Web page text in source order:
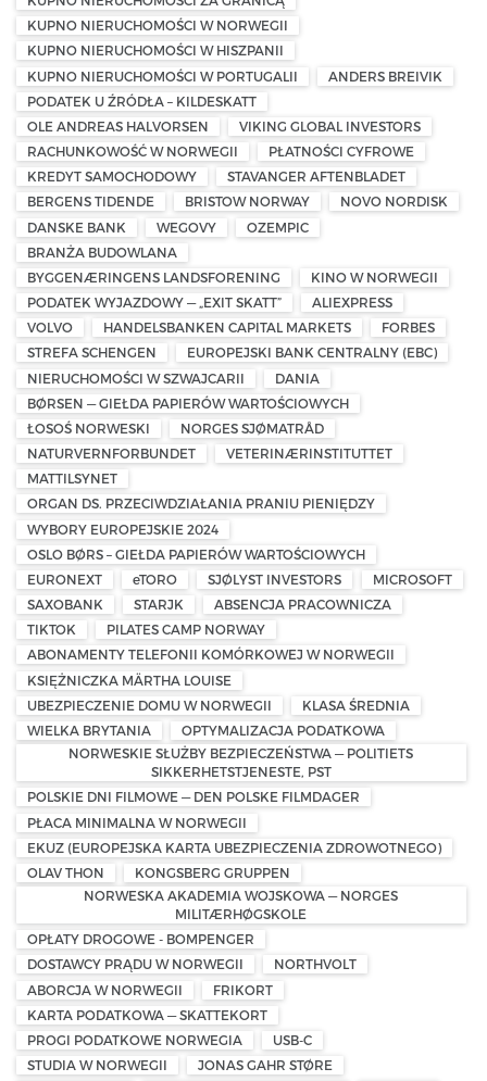
KUPNO NIERUCHOMOŚCI W NORWEGII
KUPNO NIERUCHOMOŚCI W HISZPANII
KUPNO NIERUCHOMOŚCI W PORTUGALII
ANDERS BREIVIK
PODATEK U ŹRÓDŁA – KILDESKATT
OLE ANDREAS HALVORSEN
VIKING GLOBAL INVESTORS
RACHUNKOWOŚĆ W NORWEGII
PŁATNOŚCI CYFROWE
KREDYT SAMOCHODOWY
STAVANGER AFTENBLADET
BERGENS TIDENDE
BRISTOW NORWAY
NOVO NORDISK
DANSKE BANK
WEGOVY
OZEMPIC
BRANŻA BUDOWLANA
BYGGENÆRINGENS LANDSFORENING
KINO W NORWEGII
PODATEK WYJAZDOWY — „EXIT SKATT”
ALIEXPRESS
VOLVO
HANDELSBANKEN CAPITAL MARKETS
FORBES
STREFA SCHENGEN
EUROPEJSKI BANK CENTRALNY (EBC)
NIERUCHOMOŚCI W SZWAJCARII
DANIA
BØRSEN — GIEŁDA PAPIERÓW WARTOŚCIOWYCH
ŁOSOŚ NORWESKI
NORGES SJØMATRÅD
NATURVERNFORBUNDET
VETERINÆRINSTITUTTET
MATTILSYNET
ORGAN DS. PRZECIWDZIAŁANIA PRANIU PIENIĘDZY
WYBORY EUROPEJSKIE 2024
OSLO BØRS – GIEŁDA PAPIERÓW WARTOŚCIOWYCH
EURONEXT
eTORO SJØLYST INVESTORS
MICROSOFT
SAXOBANK
STARJK
ABSENCJA PRACOWNICZA
TIKTOK
PILATES CAMP NORWAY
ABONAMENTY TELEFONII KOMÓRKOWEJ W NORWEGII
KSIĘŻNICZKA MÄRTHA LOUISE
UBEZPIECZENIE DOMU W NORWEGII
KLASA ŚREDNIA
WIELKA BRYTANIA
OPTYMALIZACJA PODATKOWA
NORWESKIE SŁUŻBY BEZPIECZEŃSTWA — POLITIETS
SIKKERHETSTJENESTE, PST
POLSKIE DNI FILMOWE — DEN POLSKE FILMDAGER
PŁACA MINIMALNA W NORWEGII
EKUZ (EUROPEJSKA KARTA UBEZPIECZENIA ZDROWOTNEGO)
OLAV THON
KONGSBERG GRUPPEN
NORWESKA AKADEMIA WOJSKOWA — NORGES
MILITÆRHØGSKOLE
OPŁATY DROGOWE - BOMPENGER
DOSTAWCY PRĄDU W NORWEGII
NORTHVOLT
ABORCJA W NORWEGII
FRIKORT
KARTA PODATKOWA — SKATTEKORT
PROGI PODATKOWE NORWEGIA
USB-C
STUDIA W NORWEGII
JONAS GAHR STØRE